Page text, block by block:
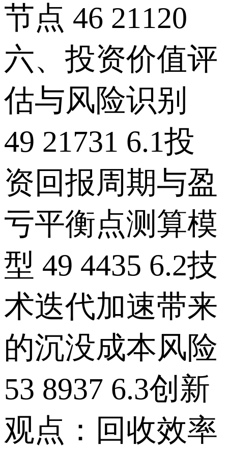
节点 46 21120
六、投资价值评
估与风险识别
49 21731 6.1投
资回报周期与盈
亏平衡点测算模
型 49 4435 6.2技
术迭代加速带来
的沉没成本风险
53 8937 6.3创新
观点：回收效率